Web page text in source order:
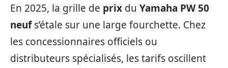
En 2025, la grille de prix du Yamaha PW 50
neufs’étale sur une large fourchette. Chez
les concessionnaires officiels ou
distributeurs spécialisés, les tarifs oscillent